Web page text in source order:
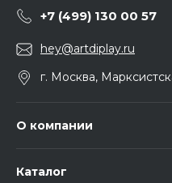
+7 (499) 130 00 57
hey@artdiplay.ru
г. Москва,
О компании
Каталог